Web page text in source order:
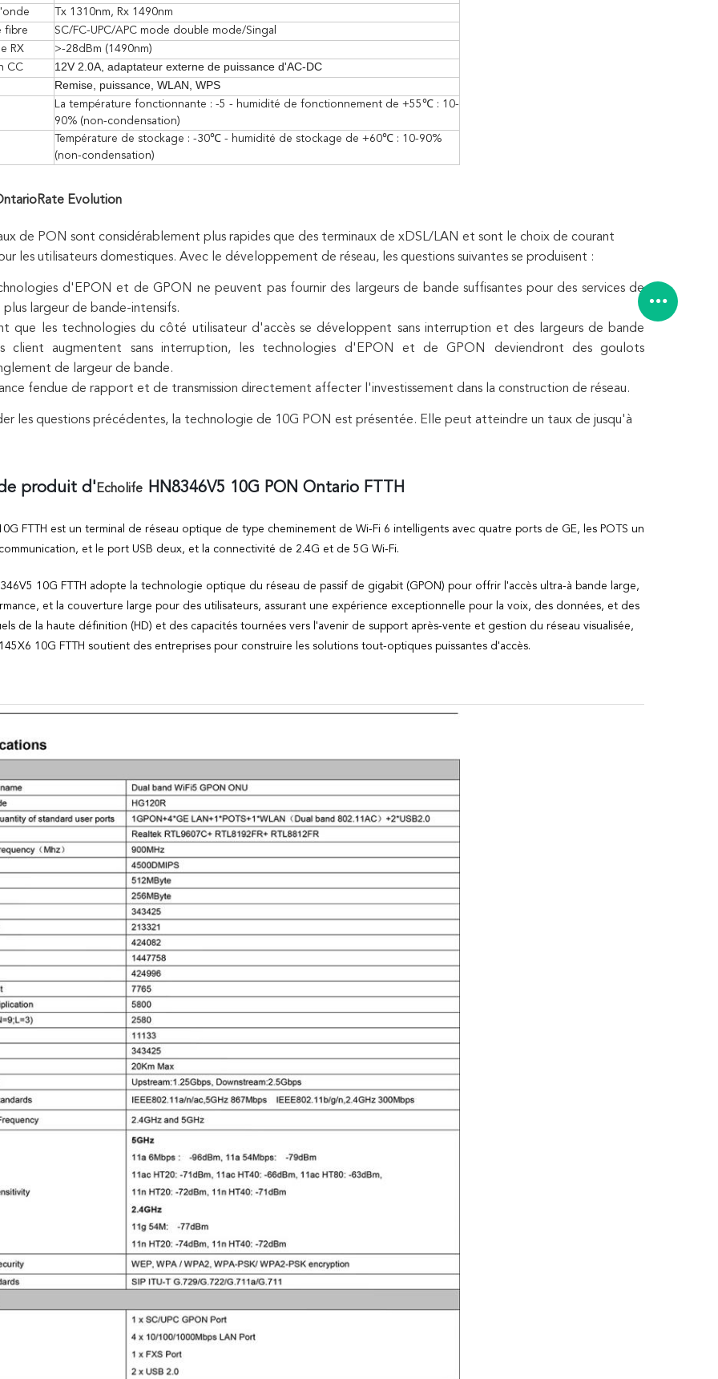
Tx 1310nm, Rx 1490nm
fibre
SC/FC-UPC/APC mode double mode/Singal
RX
>-28dBm (1490nm)
CC
12V 2.0A, adaptateur externe de puissance d'AC-DC
Remise, puissance, WLAN, WPS
La température fonctionnante : -5 - humidité de fonctionnement de +55℃ : 10-
90% (non-condensation)
Température de stockage : -30℃ - humidité de stockage de +60℃ : 10-90%
(non-condensation)
Evolution
de PON sont considérablement plus rapides que des terminaux de xDSL/LAN et sont le choix de courant
les utilisateurs domestiques. Avec le développement de réseau, les questions suivantes se produisent :
d'EPON et de GPON ne peuvent pas fournir des largeurs de bande suffisantes pour des services de
plus largeur de bande-intensifs.
que les technologies du côté utilisateur d'accès se développent sans interruption et des largeurs de bande
client augmentent sans interruption, les technologies d'EPON et de GPON deviendront des goulots
de largeur de bande.
fendue de rapport et de transmission directement affecter l'investissement dans la construction de réseau.
les questions précédentes, la technologie de 10G PON est présentée. Elle peut atteindre un taux de jusqu'à
produit d' Echolife HN8346V5 10G PON Ontario FTTH
FTTH est un terminal de réseau optique de type cheminement de Wi-Fi 6 intelligents avec quatre ports de GE, les POTS un
et le port USB deux, et la connectivité de 2.4G et de 5G Wi-Fi.
10G FTTH adopte la technologie optique du réseau de passif de gigabit (GPON) pour offrir l'accès ultra-à bande large,
et la couverture large pour des utilisateurs, assurant une expérience exceptionnelle pour la voix, des données, et des
de la haute définition (HD) et des capacités tournées vers l'avenir de support après-vente et gestion du réseau visualisée,
10G FTTH soutient des entreprises pour construire les solutions tout-optiques puissantes d'accès.